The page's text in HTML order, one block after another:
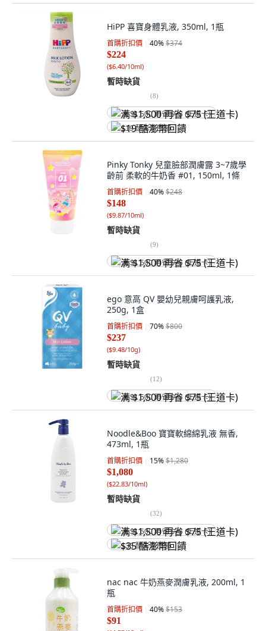
HiPP 喜寶身體乳液, 350ml, 1瓶
首購折扣價 40%$374
$224
($6.40/10ml)
暫時缺貨
(8)
满 $1,500 再省 $75 (王道卡)
$19 酷澎幣回饋
Pinky Tonky 兒童臉部潤膚露 3~7歲學
齡前 柔軟的牛奶香 #01, 150ml, 1條
首購折扣價 40%$248
$148
($9.87/10ml)
暫時缺貨
(9)
满 $1,500 再省 $75 (王道卡)
ego 意高 QV 嬰幼兒親膚呵護乳液,
250g, 1盒
首購折扣價 70%$800
$237
($9.48/10g)
暫時缺貨
(12)
满 $1,500 再省 $75 (王道卡)
Noodle&Boo 寶寶軟綿綿乳液 無香,
473ml, 1瓶
首購折扣價 15%$1,280
$1,080
($22.83/10ml)
暫時缺貨
(32)
满 $1,500 再省 $75 (王道卡)
$35 酷澎幣回饋
nac nac 牛奶燕麥潤膚乳液, 200ml, 1
瓶
首購折扣價 40%$153
$91